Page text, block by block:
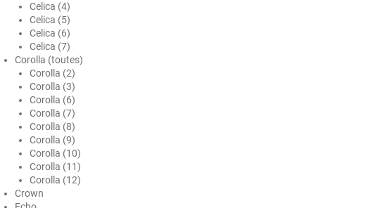
Infiniti
Isuzu
Iveco
Jaecoo
Jaguar
Jeep
Jetour
Kandi
Celica (4)
Celica (5)
Celica (6)
Celica (7)
Corolla (toutes)
Corolla (2)
Corolla (3)
Corolla (6)
Corolla (7)
Corolla (8)
Corolla (9)
Corolla (10)
Corolla (11)
Corolla (12)
Crown